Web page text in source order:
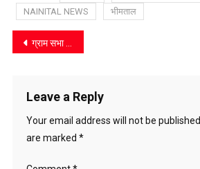
NAINITAL NEWS
भीमताल
Post
ग्राम सभा सोनगांव की पहली खुली बैठक आयोजित
Leave a Reply
Your email address will not be published.
are marked *